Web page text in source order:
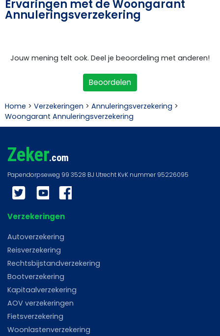
Ervaringen met de Woongarant
Annuleringsverzekering
Jouw mening telt ook. Deel je beoordeling met anderen!
Beoordelen
Home > Verzekeringen > Annuleringsverzekering >
Woongarant Annuleringsverzekering
Zeker.com
Twitter YouTube
Verzekeringen
Autoverzekering
Reisverzekering
Rechtsbijstandverzekering
Bootverzekering
Kapitaalverzekering
AOV verzekeringen
Fietsverzekering
Woonlastenverzekering